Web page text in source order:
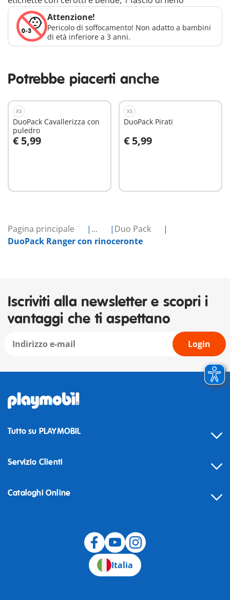
Pagina principale ...
Duo Pack
DuoPack Ranger con rinoceronte
Attenzione!
Pericolo di soffocamento! Non adatto a bambini
di età inferiore a 3 anni.
Potrebbe piacerti anche
XS
DuoPack Cavallerizza con
puledro
€ 5,99
Aggiungi al carrello
XS
DuoPack Pirati
€ 5,99
Aggiungi al carrello
Iscriviti alla newsletter e scopri i
vantaggi che ti aspettano
Login
Tutto su PLAYMOBIL
Servizio Clienti
Cataloghi Online
Italia